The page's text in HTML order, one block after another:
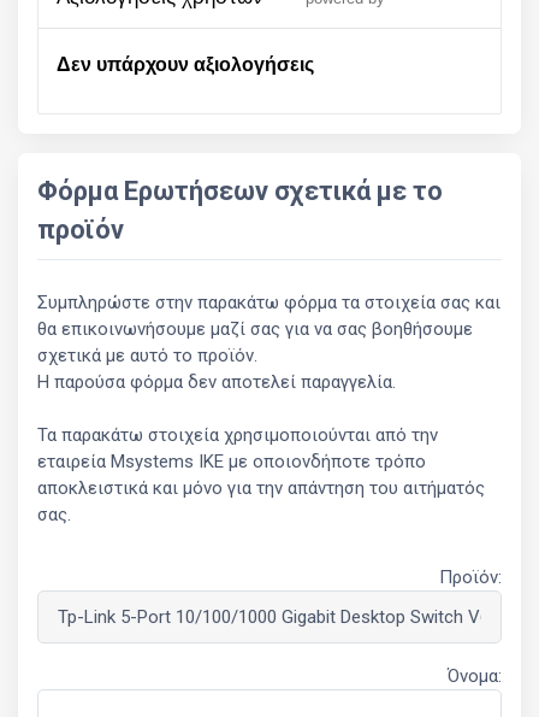
Δεν υπάρχουν αξιολογήσεις
Φόρμα Ερωτήσεων σχετικά με το
προϊόν
Συμπληρώστε στην παρακάτω φόρμα τα στοιχεία σας και
θα επικοινωνήσουμε μαζί σας για να σας βοηθήσουμε
σχετικά με αυτό το προϊόν.
Η παρούσα φόρμα δεν αποτελεί παραγγελία.
Τα παρακάτω στοιχεία χρησιμοποιούνται από την
εταιρεία Msystems ΙΚΕ με οποιονδήποτε τρόπο
αποκλειστικά και μόνο για την απάντηση του αιτήματός
σας.
Προϊόν:
Όνομα: